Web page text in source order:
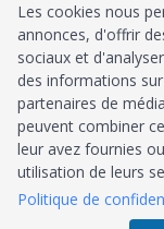
Identité
Habilitation
Agrément
Tous droits réservés ©
Les cookies nous
annonces, d'offrir
sociaux et
des informations
partenaires de
peuvent combiner
leur avez fournies
utilisation de leurs
Politique de